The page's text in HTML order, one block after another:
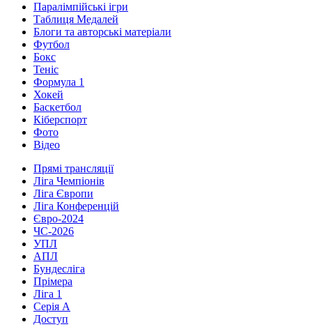
Паралімпійські ігри
Таблиця Медалей
Блоги та авторські матеріали
Футбол
Бокс
Теніс
Формула 1
Хокей
Баскетбол
Кіберспорт
Фото
Відео
Прямі трансляції
Ліга Чемпіонів
Ліга Європи
Ліга Конференцій
Євро-2024
ЧС-2026
УПЛ
АПЛ
Бундесліга
Прімера
Ліга 1
Серія А
Доступ